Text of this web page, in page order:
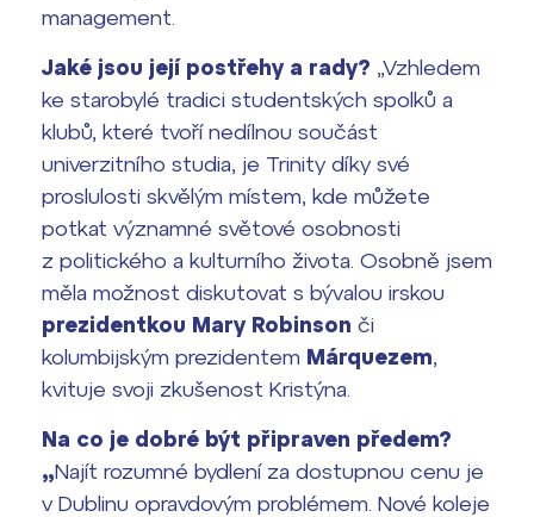
Pomoc! Mám problém!
Harmonogram školního roku
Termíny maturit
management.
Jaké jsou její postřehy a rady? „Vzhledem
ke starobylé tradici studentských spolků a
klubů, které tvoří nedílnou součást
univerzitního studia, je Trinity díky své
proslulosti skvělým místem, kde můžete
potkat významné světové osobnosti
z politického a kulturního života. Osobně jsem
měla možnost diskutovat s bývalou irskou
prezidentkou Mary Robinson či
kolumbijským prezidentem Márquezem,
kvituje svoji zkušenost Kristýna.
Na co je dobré být připraven předem?
„Najít rozumné bydlení za dostupnou cenu je
v Dublinu opravdovým problémem. Nové koleje